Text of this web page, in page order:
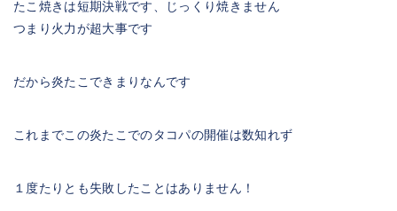
たこ焼きは短期決戦です、じっくり焼きません
つまり火力が超大事です
だから炎たこできまりなんです
これまでこの炎たこでのタコパの開催は数知れず
１度たりとも失敗したことはありません！